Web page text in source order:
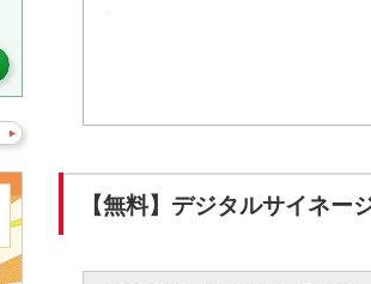
【無料】デジタルサイネー